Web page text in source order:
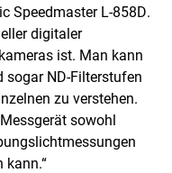
Speedmaster L-858D.
digitaler
ist. Man kann
sogar ND-Filterstufen
zu verstehen.
sowohl
kann.“